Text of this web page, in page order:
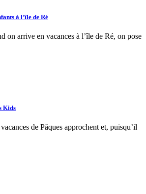
à l’île de Ré
on arrive en vacances à l’île de Ré, on pose
Kids
de Pâques approchent et, puisqu’il